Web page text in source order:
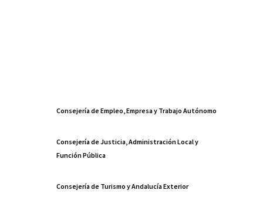
Consejería de Empleo, Empresa y Trabajo Autónomo
Consejería de Justicia, Administración Local y
Función Pública
Consejería de Turismo y Andalucía Exterior